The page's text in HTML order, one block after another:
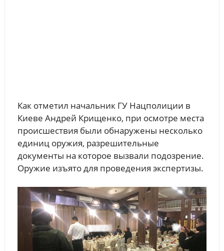
Как отметил начальник ГУ Нацполиции в
Киеве Андрей Крищенко, при осмотре места
происшествия были обнаружены несколько
единиц оружия, разрешительные
документы на которое вызвали подозрение.
Оружие изъято для проведения экспертизы.